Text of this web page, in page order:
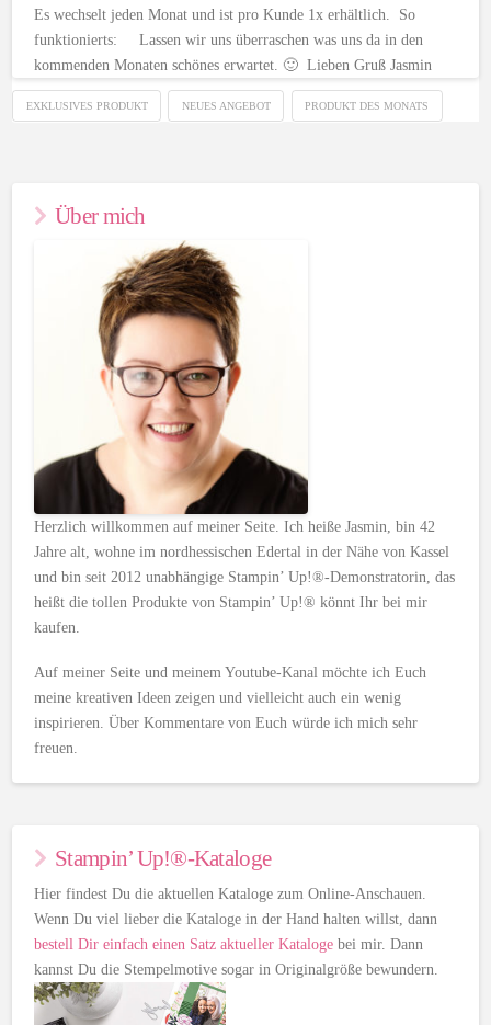
Es wechselt jeden Monat und ist pro Kunde 1x erhältlich. So
funktionierts: Lassen wir uns überraschen was uns da in den
kommenden Monaten schönes erwartet. 🙂 Lieben Gruß Jasmin
EXKLUSIVES PRODUKT NEUES ANGEBOT PRODUKT DES MONATS
Über mich
Herzlich willkommen auf meiner Seite. Ich heiße Jasmin, bin 42
Jahre alt, wohne im nordhessischen Edertal in der Nähe von Kassel
und bin seit 2012 unabhängige Stampin’ Up!®-Demonstratorin, das
heißt die tollen Produkte von Stampin’ Up!® könnt Ihr bei mir
kaufen.
Auf meiner Seite und meinem Youtube-Kanal möchte ich Euch
meine kreativen Ideen zeigen und vielleicht auch ein wenig
inspirieren. Über Kommentare von Euch würde ich mich sehr
freuen.
Stampin’ Up!®-Kataloge
Hier findest Du die aktuellen Kataloge zum Online-Anschauen.
Wenn Du viel lieber die Kataloge in der Hand halten willst, dann
bestell Dir einfach einen Satz aktueller Kataloge bei mir. Dann
kannst Du die Stempelmotive sogar in Originalgröße bewundern.